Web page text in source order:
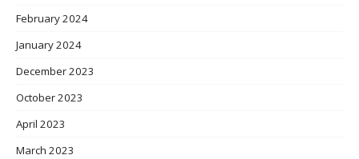
February 2024
January 2024
December 2023
October 2023
April 2023
March 2023